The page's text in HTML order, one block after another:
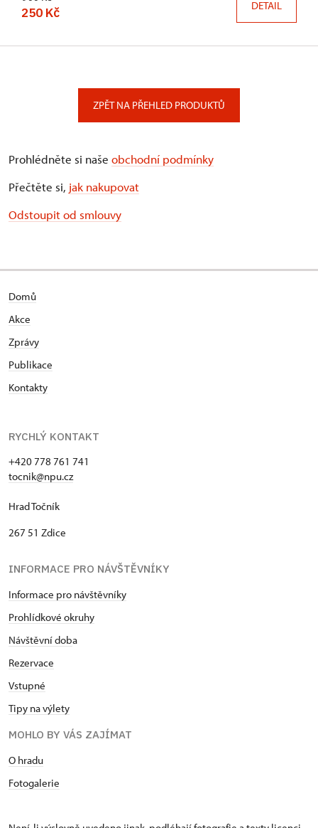
250 Kč DETAIL
ZPĚT NA PŘEHLED PRODUKTŮ
Prohlédněte si naše obchodní podmínky
Přečtěte si, jak nakupovat
Odstoupit od smlouvy
Domů
Akce
Zprávy
Publikace
Kontakty
RYCHLÝ KONTAKT
+420 778 761 741
tocnik@npu.cz
Hrad Točník
267 51 Zdice
INFORMACE PRO NÁVŠTĚVNÍKY
Informace pro návštěvníky
Prohlídkové okruhy
Návštěvní doba
Rezervace
Vstupné
Tipy na výlety
MOHLO BY VÁS ZAJÍMAT
O hradu
Fotogalerie